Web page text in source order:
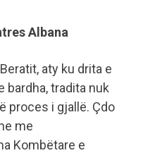
Albana
aty ku drita e
bardha, tradita nuk
proces i gjallë. Çdo
me
Kombëtare e